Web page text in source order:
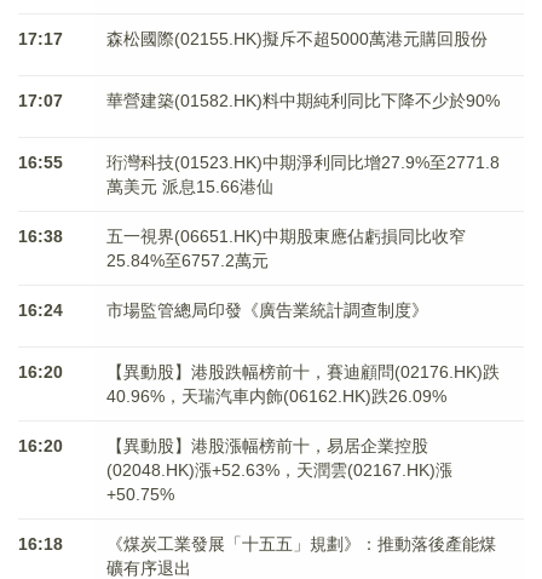
17:17 森松國際(02155.HK)擬斥不超5000萬港元購回股份
17:07 華營建築(01582.HK)料中期純利同比下降不少於90%
16:55
珩灣科技(01523.HK)中期淨利同比增27.9%至2771.8
萬美元 派息15.66港仙
16:38
五一視界(06651.HK)中期股東應佔虧損同比收窄
25.84%至6757.2萬元
16:24 市場監管總局印發《廣告業統計調查制度》
16:20
【異動股】港股跌幅榜前十，賽迪顧問(02176.HK)跌
40.96%，天瑞汽車内飾(06162.HK)跌26.09%
16:20
【異動股】港股漲幅榜前十，易居企業控股
(02048.HK)漲+52.63%，天潤雲(02167.HK)漲
+50.75%
16:18
《煤炭工業發展「十五五」規劃》：推動落後產能煤
礦有序退出